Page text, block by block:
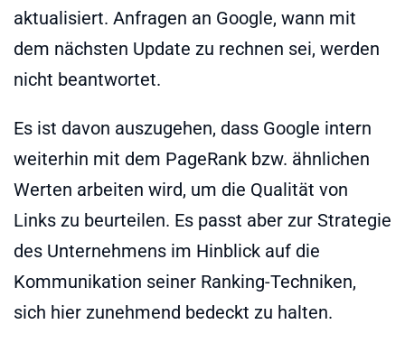
aktualisiert. Anfragen an Google, wann mit
dem nächsten Update zu rechnen sei, werden
nicht beantwortet.
Es ist davon auszugehen, dass Google intern
weiterhin mit dem PageRank bzw. ähnlichen
Werten arbeiten wird, um die Qualität von
Links zu beurteilen. Es passt aber zur Strategie
des Unternehmens im Hinblick auf die
Kommunikation seiner Ranking-Techniken,
sich hier zunehmend bedeckt zu halten.